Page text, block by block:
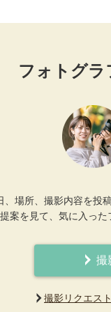
フォトグラ
、場所、撮影内容を投
提案を見て、気に入った
撮
撮影リクエス